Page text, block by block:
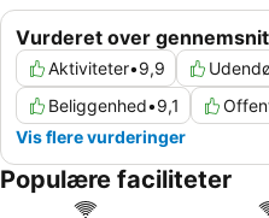
Vurderet over
Aktiviteter•9,9
Beliggenhed•9,1
Vis flere vurderinger
Populære faciliteter